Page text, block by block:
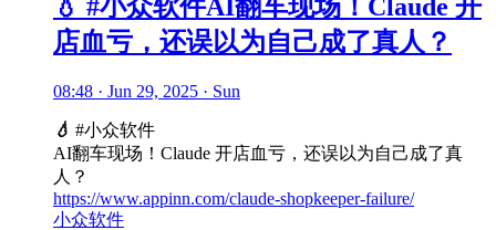
💧 #小众软件AI翻车现场！Claude 开
店血亏，还误以为自己成了真人？
08:48 · Jun 29, 2025 · Sun
💧 #小众软件
AI翻车现场！Claude 开店血亏，还误以为自己成了真
人？
https://www.appinn.com/claude-shopkeeper-failure/
小众软件